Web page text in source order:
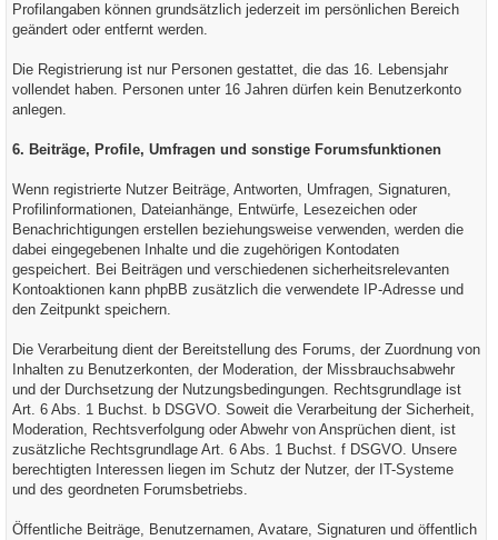
Profilangaben können grundsätzlich jederzeit im persönlichen Bereich
geändert oder entfernt werden.
Die Registrierung ist nur Personen gestattet, die das 16. Lebensjahr
vollendet haben. Personen unter 16 Jahren dürfen kein Benutzerkonto
anlegen.
6. Beiträge, Profile, Umfragen und sonstige Forumsfunktionen
Wenn registrierte Nutzer Beiträge, Antworten, Umfragen, Signaturen,
Profilinformationen, Dateianhänge, Entwürfe, Lesezeichen oder
Benachrichtigungen erstellen beziehungsweise verwenden, werden die
dabei eingegebenen Inhalte und die zugehörigen Kontodaten
gespeichert. Bei Beiträgen und verschiedenen sicherheitsrelevanten
Kontoaktionen kann phpBB zusätzlich die verwendete IP-Adresse und
den Zeitpunkt speichern.
Die Verarbeitung dient der Bereitstellung des Forums, der Zuordnung von
Inhalten zu Benutzerkonten, der Moderation, der Missbrauchsabwehr
und der Durchsetzung der Nutzungsbedingungen. Rechtsgrundlage ist
Art. 6 Abs. 1 Buchst. b DSGVO. Soweit die Verarbeitung der Sicherheit,
Moderation, Rechtsverfolgung oder Abwehr von Ansprüchen dient, ist
zusätzliche Rechtsgrundlage Art. 6 Abs. 1 Buchst. f DSGVO. Unsere
berechtigten Interessen liegen im Schutz der Nutzer, der IT-Systeme
und des geordneten Forumsbetriebs.
Öffentliche Beiträge, Benutzernamen, Avatare, Signaturen und öffentlich